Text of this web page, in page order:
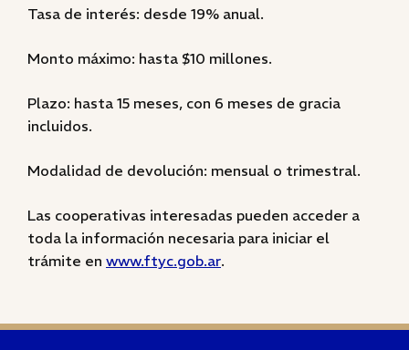
Tasa de interés: desde 19% anual.
Monto máximo: hasta $10 millones.
Plazo: hasta 15 meses, con 6 meses de gracia
incluidos.
Modalidad de devolución: mensual o trimestral.
Las cooperativas interesadas pueden acceder a
toda la información necesaria para iniciar el
trámite en www.ftyc.gob.ar.